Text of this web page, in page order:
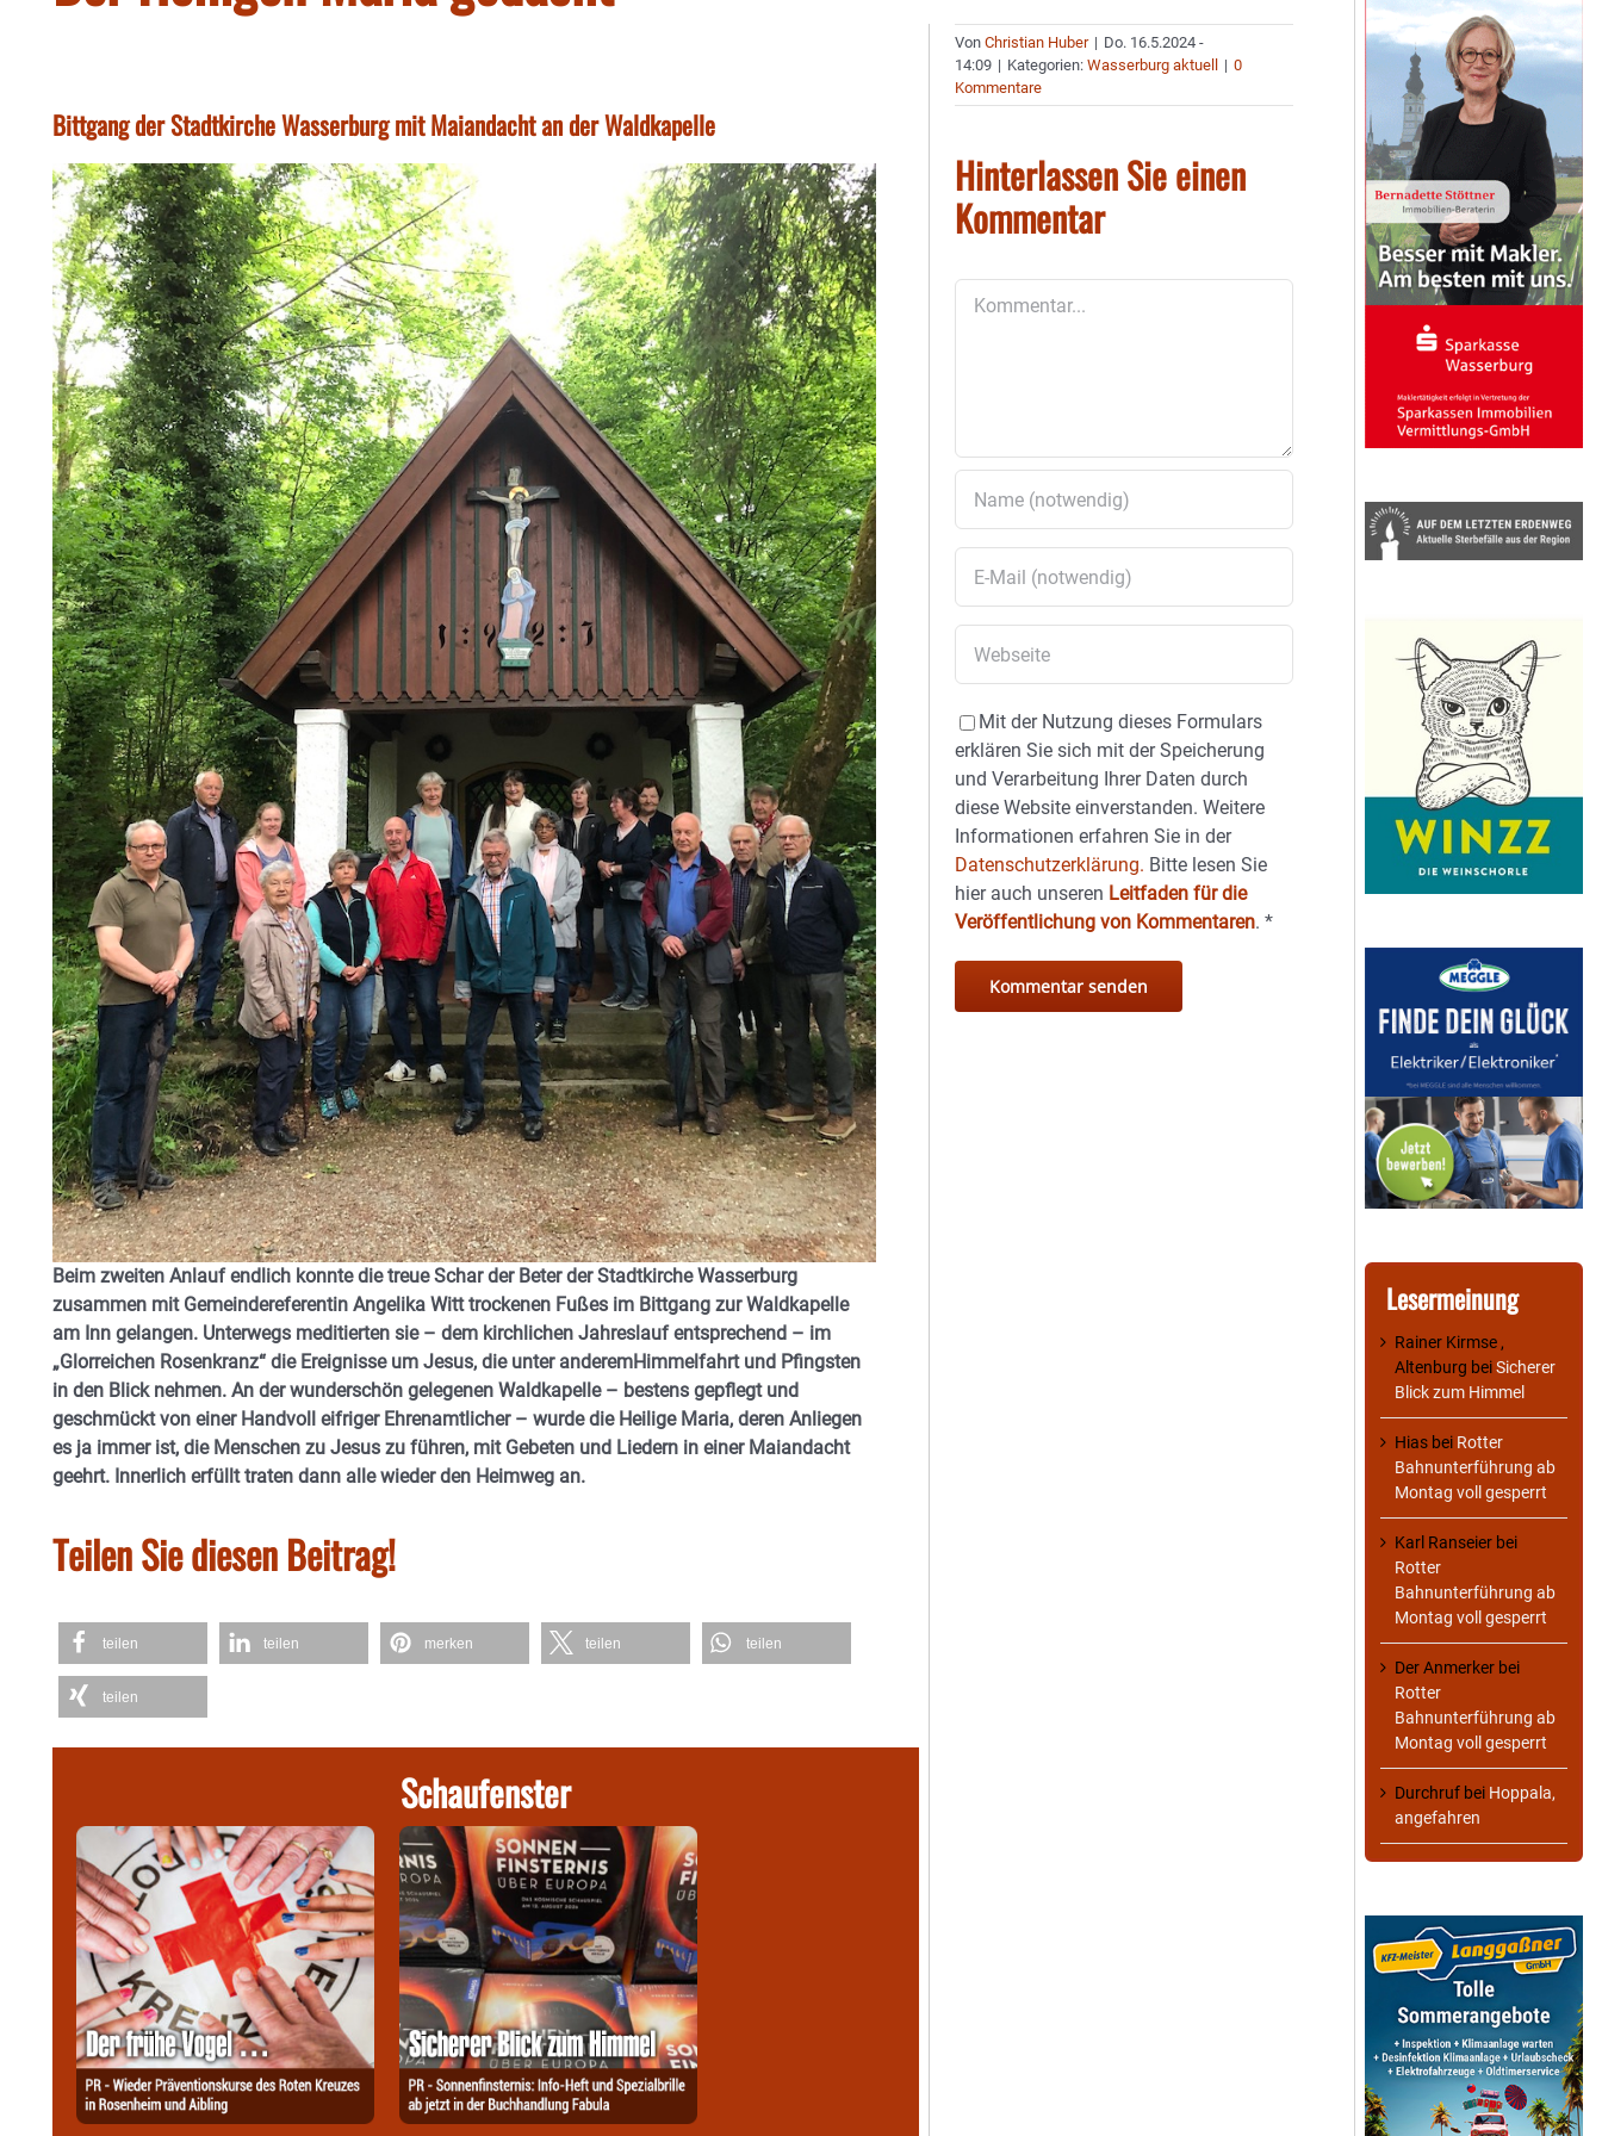
Bittgang der Stadtkirche Wasserburg mit Maiandacht an der Waldkapelle
Beim zweiten Anlauf endlich konnte die treue Schar der Beter der Stadtkirche Wasserburg
zusammen mit Gemeindereferentin Angelika Witt trockenen Fußes im Bittgang zur Waldkapelle
am Inn gelangen. Unterwegs meditierten sie – dem kirchlichen Jahreslauf entsprechend – im
„Glorreichen Rosenkranz“ die Ereignisse um Jesus, die unter anderemHimmelfahrt und Pfingsten
in den Blick nehmen. An der wunderschön gelegenen Waldkapelle – bestens gepflegt und
geschmückt von einer Handvoll eifriger Ehrenamtlicher – wurde die Heilige Maria, deren Anliegen
es ja immer ist, die Menschen zu Jesus zu führen, mit Gebeten und Liedern in einer Maiandacht
geehrt. Innerlich erfüllt traten dann alle wieder den Heimweg an.
Teilen Sie diesen Beitrag!
teilen teilen merken teilen teilen
teilen
Schaufenster
VonChristian Huber | Do. 16.5.2024 -
14:09 | Kategorien:Wasserburg aktuell | 0
Kommentare
Hinterlassen Sie einen
Kommentar
Mit der Nutzung dieses Formulars
erklären Sie sich mit der Speicherung
und Verarbeitung Ihrer Daten durch
diese Website einverstanden. Weitere
Informationen erfahren Sie in der
Datenschutzerklärung. Bitte lesen Sie
hier auch unseren Leitfaden für die
Veröffentlichung von Kommentaren.*
Lesermeinung
Rainer Kirmse ,
Altenburg beiSicherer
Blick zum Himmel
Hias bei Rotter
Bahnunterführung ab
Montag voll gesperrt
Karl Ranseier bei
Rotter
Bahnunterführung ab
Montag voll gesperrt
Der Anmerker bei
Rotter
Bahnunterführung ab
Montag voll gesperrt
Durchruf bei Hoppala,
angefahren